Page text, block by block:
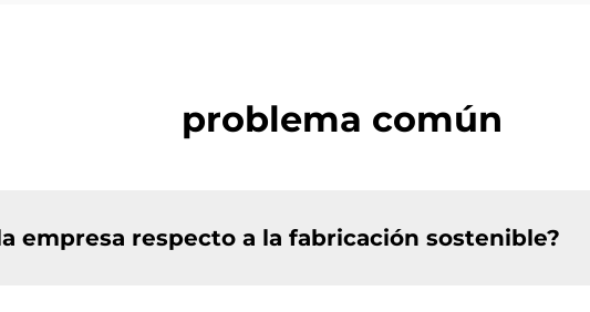
problema común
empresa respecto a la fabricación sostenible?